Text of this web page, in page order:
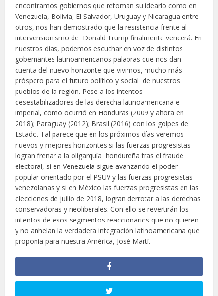
encontramos gobiernos que retoman su ideario como en
Venezuela, Bolivia, El Salvador, Uruguay y Nicaragua entre
otros, nos han demostrado que la resistencia frente al
intervensionismo de Donald Trump finalmente vencerá. En
nuestros días, podemos escuchar en voz de distintos
gobernantes latinoamericanos palabras que nos dan
cuenta del nuevo horizonte que vivimos, mucho más
próspero para el futuro político y social de nuestros
pueblos de la región. Pese a los intentos
desestabilizadores de las derecha latinoamericana e
imperial, como ocurrió en Honduras (2009 y ahora en
2018); Paraguay (2012); Brasil (2016) con los golpes de
Estado. Tal parece que en los próximos días veremos
nuevos y mejores horizontes si las fuerzas progresistas
logran frenar a la oligarquía hondureña tras el fraude
electoral, si en Venezuela sigue avanzando el poder
popular orientado por el PSUV y las fuerzas progresistas
venezolanas y si en México las fuerzas progresistas en las
elecciones de juilio de 2018, logran derrotar a las derechas
conservadoras y neoliberales. Con ello se revertirán los
intentos de esos segmentos reaccionarios que no quieren
y no anhelan la verdadera integración latinoamericana que
proponía para nuestra América, José Martí.